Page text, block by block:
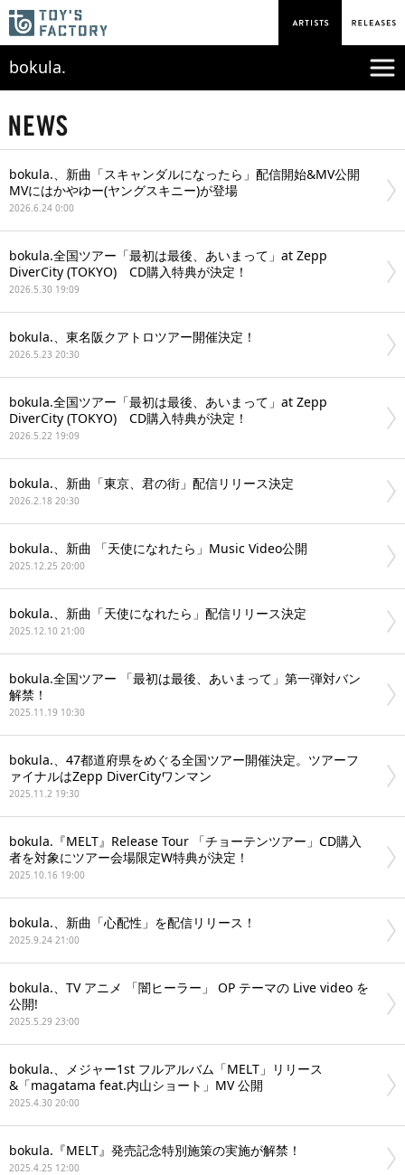
bokula.
bokula.、新曲「スキャンダルになったら」配信開始&MV公開
MVにはかやゆー(ヤングスキニー)が登場
2026.6.24 0:00
bokula.全国ツアー「最初は最後、あいまって」at Zepp
DiverCity (TOKYO) CD購入特典が決定！
2026.5.30 19:09
bokula.、東名阪クアトロツアー開催決定！
2026.5.23 20:30
bokula.全国ツアー「最初は最後、あいまって」at Zepp
DiverCity (TOKYO) CD購入特典が決定！
2026.5.22 19:09
bokula.、新曲「東京、君の街」配信リリース決定
2026.2.18 20:30
bokula.、新曲 「天使になれたら」Music Video公開
2025.12.25 20:00
bokula.、新曲「天使になれたら」配信リリース決定
2025.12.10 21:00
bokula.全国ツアー 「最初は最後、あいまって」第一弾対バン
解禁！
2025.11.19 10:30
bokula.、47都道府県をめぐる全国ツアー開催決定。ツアーフ
ァイナルはZepp DiverCityワンマン
2025.11.2 19:30
bokula.『MELT』Release Tour 「チョーテンツアー」CD購入
者を対象にツアー会場限定W特典が決定！
2025.10.16 19:00
bokula.、新曲「心配性」を配信リリース！
2025.9.24 21:00
bokula.、TV アニメ 「闇ヒーラー」 OP テーマの Live video を
公開!
2025.5.29 23:00
bokula.、メジャー1st フルアルバム「MELT」リリース
&「magatama feat.内山ショート」MV 公開
2025.4.30 20:00
bokula.『MELT』発売記念特別施策の実施が解禁！
2025.4.25 12:00